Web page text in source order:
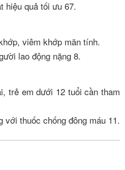
hiệu quả tối ưu 67.
viêm khớp mãn tính.
lao động nặng 8.
trẻ em dưới 12 tuổi cần tham
với thuốc chống đông máu 11.